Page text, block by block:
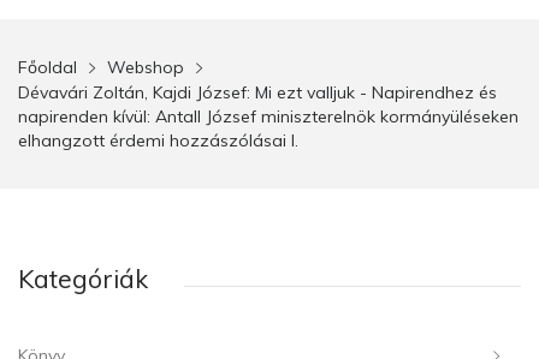
Főoldal
Webshop
Dévavári Zoltán, Kajdi József: Mi ezt valljuk - Napirendhez és
napirenden kívül: Antall József miniszterelnök kormányüléseken
elhangzott érdemi hozzászólásai I.
Kategóriák